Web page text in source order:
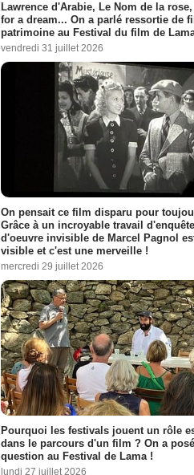
Lawrence d'Arabie, Le Nom de la
for a dream... On a parlé ressortie de
patrimoine au Festival du film de
vendredi 31 juillet 2026
On pensait ce film disparu pour
Grâce à un incroyable travail
d'oeuvre invisible de Marcel Pagnol
visible et c'est une merveille !
mercredi 29 juillet 2026
Pourquoi les festivals jouent un rôle
dans le parcours d'un film ? On a
question au Festival de Lama !
lundi 27 juillet 2026